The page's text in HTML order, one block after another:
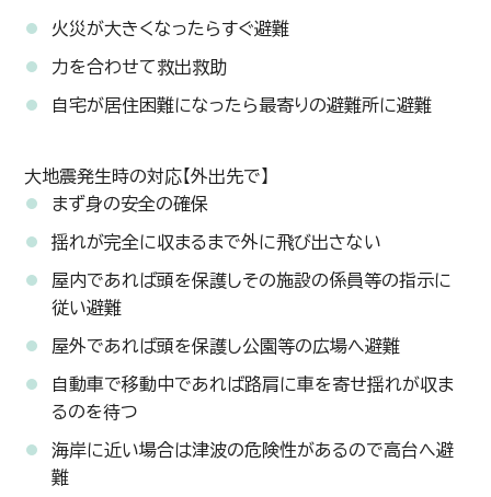
火災が大きくなったらすぐ避難
力を合わせて救出救助
自宅が居住困難になったら最寄りの避難所に避難
大地震発生時の対応【外出先で】
まず身の安全の確保
揺れが完全に収まるまで外に飛び出さない
屋内であれば頭を保護しその施設の係員等の指示に
従い避難
屋外であれば頭を保護し公園等の広場へ避難
自動車で移動中であれば路肩に車を寄せ揺れが収ま
るのを待つ
海岸に近い場合は津波の危険性があるので高台へ避
難